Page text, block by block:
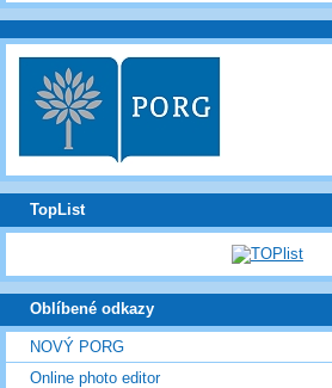
TopList
Oblíbené odkazy
NOVÝ PORG
Online photo editor